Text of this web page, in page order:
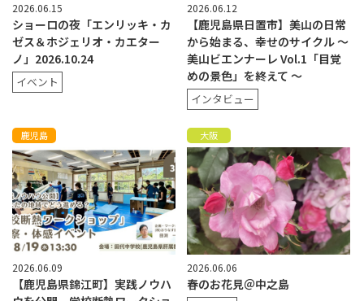
2026.06.15
ショーロの夜「エンリッキ・カ
ゼス＆ホジェリオ・カエター
ノ」2026.10.24
イベント
2026.06.12
【鹿児島県日置市】美山の日常
から始まる、幸せのサイクル 〜
美山ビエンナーレ Vol.1「目覚
めの景色」を終えて 〜
インタビュー
鹿児島
2026.06.09
【鹿児島県錦江町】実践ノウハ
大阪
2026.06.06
春のお花見＠中之島